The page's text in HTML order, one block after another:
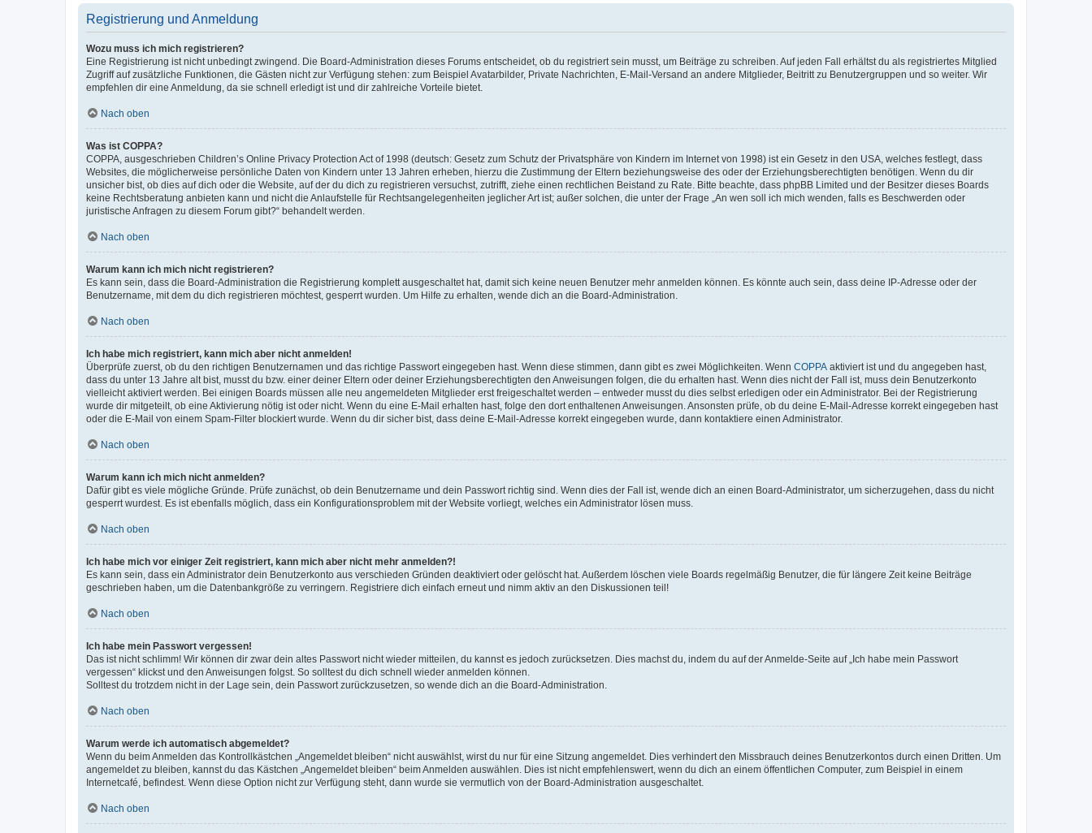
Registrierung und Anmeldung
Wozu muss ich mich registrieren?
Eine Registrierung ist nicht unbedingt zwingend. Die Board-Administration dieses Forums entscheidet, ob du registriert sein musst, um Beiträge zu schreiben. Auf jeden Fall erhältst du als registriertes Mitglied
Zugriff auf zusätzliche Funktionen, die Gästen nicht zur Verfügung stehen: zum Beispiel Avatarbilder, Private Nachrichten, E-Mail-Versand an andere Mitglieder, Beitritt zu Benutzergruppen und so weiter. Wir
empfehlen dir eine Anmeldung, da sie schnell erledigt ist und dir zahlreiche Vorteile bietet.
Nach oben
Was ist COPPA?
COPPA, ausgeschrieben Children’s Online Privacy Protection Act of 1998 (deutsch: Gesetz zum Schutz der Privatsphäre von Kindern im Internet von 1998) ist ein Gesetz in den USA, welches festlegt, dass
Websites, die möglicherweise persönliche Daten von Kindern unter 13 Jahren erheben, hierzu die Zustimmung der Eltern beziehungsweise des oder der Erziehungsberechtigten benötigen. Wenn du dir
unsicher bist, ob dies auf dich oder die Website, auf der du dich zu registrieren versuchst, zutrifft, ziehe einen rechtlichen Beistand zu Rate. Bitte beachte, dass phpBB Limited und der Besitzer dieses Boards
keine Rechtsberatung anbieten kann und nicht die Anlaufstelle für Rechtsangelegenheiten jeglicher Art ist; außer solchen, die unter der Frage „An wen soll ich mich wenden, falls es Beschwerden oder
juristische Anfragen zu diesem Forum gibt?“ behandelt werden.
Nach oben
Warum kann ich mich nicht registrieren?
Es kann sein, dass die Board-Administration die Registrierung komplett ausgeschaltet hat, damit sich keine neuen Benutzer mehr anmelden können. Es könnte auch sein, dass deine IP-Adresse oder der
Benutzername, mit dem du dich registrieren möchtest, gesperrt wurden. Um Hilfe zu erhalten, wende dich an die Board-Administration.
Nach oben
Ich habe mich registriert, kann mich aber nicht anmelden!
Überprüfe zuerst, ob du den richtigen Benutzernamen und das richtige Passwort eingegeben hast. Wenn diese stimmen, dann gibt es zwei Möglichkeiten. Wenn COPPA aktiviert ist und du angegeben hast,
dass du unter 13 Jahre alt bist, musst du bzw. einer deiner Eltern oder deiner Erziehungsberechtigten den Anweisungen folgen, die du erhalten hast. Wenn dies nicht der Fall ist, muss dein Benutzerkonto
vielleicht aktiviert werden. Bei einigen Boards müssen alle neu angemeldeten Mitglieder erst freigeschaltet werden – entweder musst du dies selbst erledigen oder ein Administrator. Bei der Registrierung
wurde dir mitgeteilt, ob eine Aktivierung nötig ist oder nicht. Wenn du eine E-Mail erhalten hast, folge den dort enthaltenen Anweisungen. Ansonsten prüfe, ob du deine E-Mail-Adresse korrekt eingegeben hast
oder die E-Mail von einem Spam-Filter blockiert wurde. Wenn du dir sicher bist, dass deine E-Mail-Adresse korrekt eingegeben wurde, dann kontaktiere einen Administrator.
Nach oben
Warum kann ich mich nicht anmelden?
Dafür gibt es viele mögliche Gründe. Prüfe zunächst, ob dein Benutzername und dein Passwort richtig sind. Wenn dies der Fall ist, wende dich an einen Board-Administrator, um sicherzugehen, dass du nicht
gesperrt wurdest. Es ist ebenfalls möglich, dass ein Konfigurationsproblem mit der Website vorliegt, welches ein Administrator lösen muss.
Nach oben
Ich habe mich vor einiger Zeit registriert, kann mich aber nicht mehr anmelden?!
Es kann sein, dass ein Administrator dein Benutzerkonto aus verschieden Gründen deaktiviert oder gelöscht hat. Außerdem löschen viele Boards regelmäßig Benutzer, die für längere Zeit keine Beiträge
geschrieben haben, um die Datenbankgröße zu verringern. Registriere dich einfach erneut und nimm aktiv an den Diskussionen teil!
Nach oben
Ich habe mein Passwort vergessen!
Das ist nicht schlimm! Wir können dir zwar dein altes Passwort nicht wieder mitteilen, du kannst es jedoch zurücksetzen. Dies machst du, indem du auf der Anmelde-Seite auf „Ich habe mein Passwort
vergessen“ klickst und den Anweisungen folgst. So solltest du dich schnell wieder anmelden können.
Solltest du trotzdem nicht in der Lage sein, dein Passwort zurückzusetzen, so wende dich an die Board-Administration.
Nach oben
Warum werde ich automatisch abgemeldet?
Wenn du beim Anmelden das Kontrollkästchen „Angemeldet bleiben“ nicht auswählst, wirst du nur für eine Sitzung angemeldet. Dies verhindert den Missbrauch deines Benutzerkontos durch einen Dritten. Um
angemeldet zu bleiben, kannst du das Kästchen „Angemeldet bleiben“ beim Anmelden auswählen. Dies ist nicht empfehlenswert, wenn du dich an einem öffentlichen Computer, zum Beispiel in einem
Internetcafé, befindest. Wenn diese Option nicht zur Verfügung steht, dann wurde sie vermutlich von der Board-Administration ausgeschaltet.
Nach oben